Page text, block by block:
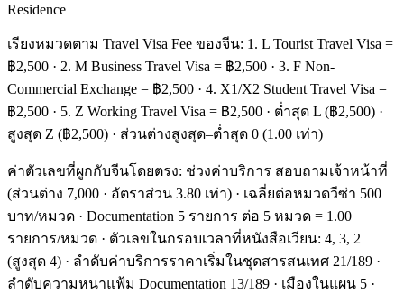
Residence
เรียงหมวดตาม Travel Visa Fee ของจีน: 1. L Tourist Travel Visa =
฿2,500 · 2. M Business Travel Visa = ฿2,500 · 3. F Non-
Commercial Exchange = ฿2,500 · 4. X1/X2 Student Travel Visa =
฿2,500 · 5. Z Working Travel Visa = ฿2,500 · ต่ำสุด L (฿2,500) ·
สูงสุด Z (฿2,500) · ส่วนต่างสูงสุด–ต่ำสุด 0 (1.00 เท่า)
ค่าตัวเลขที่ผูกกับจีนโดยตรง: ช่วงค่าบริการ สอบถามเจ้าหน้าที่
(ส่วนต่าง 7,000 · อัตราส่วน 3.80 เท่า) · เฉลี่ยต่อหมวดวีซ่า 500
บาท/หมวด · Documentation 5 รายการ ต่อ 5 หมวด = 1.00
รายการ/หมวด · ตัวเลขในกรอบเวลาที่หนังสือเวียน: 4, 3, 2
(สูงสุด 4) · ลำดับค่าบริการราคาเริ่มในชุดสารสนเทศ 21/189 ·
ลำดับความหนาแฟ้ม Documentation 13/189 · เมืองในแผน 5 ·